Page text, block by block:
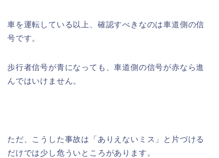
車を運転している以上、確認すべきなのは車道側の信
号です。
歩行者信号が青になっても、車道側の信号が赤なら進
んではいけません。
ただ、こうした事故は「ありえないミス」と片づける
だけでは少し危ういところがあります。